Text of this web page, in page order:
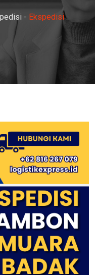
- Ekspedisi